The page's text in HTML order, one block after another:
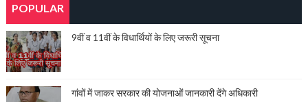
POPULAR
9वीं व 11वीं के विधार्थियों के लिए जरूरी सूचना
गांवों में जाकर सरकार की योजनाओं जानकारी देंगे अधिकारी